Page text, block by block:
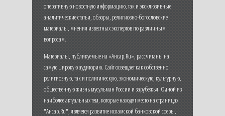
оперативную новостную информацию, так и эксклюзивные
аналитические статьи, обзоры, религиозно-богословские
материалы, мнения известных экспертов по различным
вопросам.
Материалы, публикуемые на «Ансар.Ru», рассчитаны на
самую широкую аудиторию. Сайт освещает как собственно
религиозную, так и политическую, экономическую, культурную,
общественную жизнь мусульман России и зарубежья. Одной из
наиболее актуальных тем, которые находят место на страницах
"Ансар.Ru", является развитие исламской банковской сферы,